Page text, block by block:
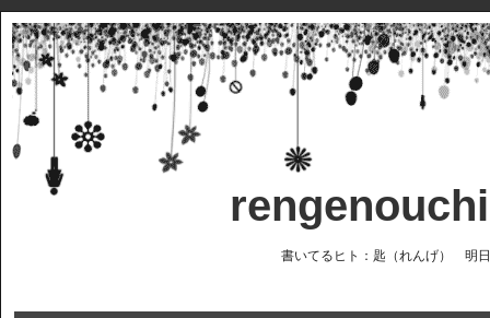
書いてるヒト：匙（れんげ） 明